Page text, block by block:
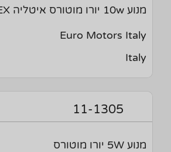
מנוע 10w יורו מוטורס איטליה ATEX
Euro Motors Italy
Italy
11-1305
מנוע 5W יורו מוטורס